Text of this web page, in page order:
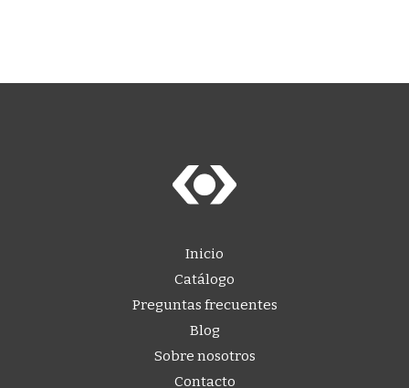
Inicio
Catálogo
Preguntas frecuentes
Blog
Sobre nosotros
Contacto